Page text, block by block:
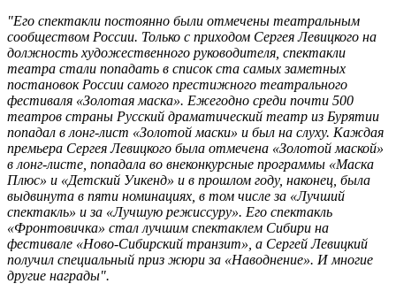
"Его спектакли постоянно были отмечены театральным
сообществом России. Только с приходом Сергея Левицкого на
должность художественного руководителя, спектакли
театра стали попадать в список ста самых заметных
постановок России самого престижного театрального
фестиваля «Золотая маска». Ежегодно среди почти 500
театров страны Русский драматический театр из Бурятии
попадал в лонг-лист «Золотой маски» и был на слуху. Каждая
премьера Сергея Левицкого была отмечена «Золотой маской»
в лонг-листе, попадала во внеконкурсные программы «Маска
Плюс» и «Детский Уикенд» и в прошлом году, наконец, была
выдвинута в пяти номинациях, в том числе за «Лучший
спектакль» и за «Лучшую режиссуру». Его спектакль
«Фронтовичка» стал лучшим спектаклем Сибири на
фестивале «Ново-Сибирский транзит», а Сергей Левицкий
получил специальный приз жюри за «Наводнение». И многие
другие награды".